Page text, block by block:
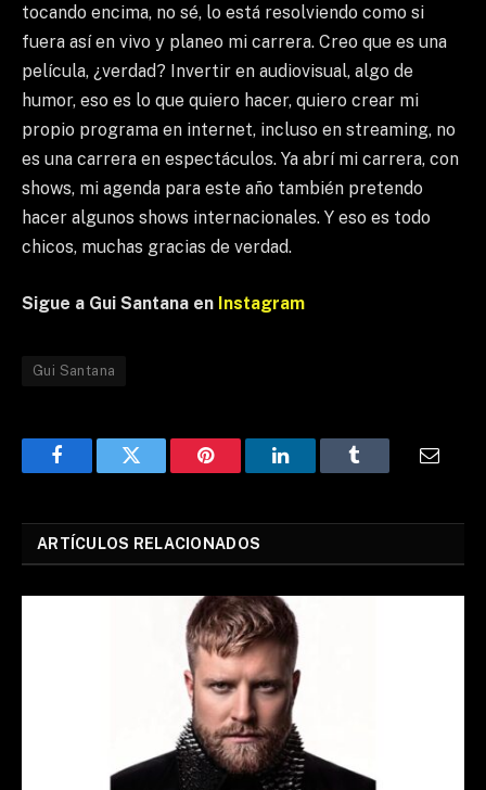
tocando encima, no sé, lo está resolviendo como si
fuera así en vivo y planeo mi carrera. Creo que es una
película, ¿verdad? Invertir en audiovisual, algo de
humor, eso es lo que quiero hacer, quiero crear mi
propio programa en internet, incluso en streaming, no
es una carrera en espectáculos. Ya abrí mi carrera, con
shows, mi agenda para este año también pretendo
hacer algunos shows internacionales. Y eso es todo
chicos, muchas gracias de verdad.
Sigue a Gui Santana en Instagram
Gui Santana
FacebookTwitter Pinterest LinkedInTumblr
ARTÍCULOS RELACIONADOS